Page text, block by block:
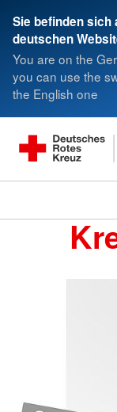
Sie befinden sich
deutschen
You are on the
you can use the
the English one